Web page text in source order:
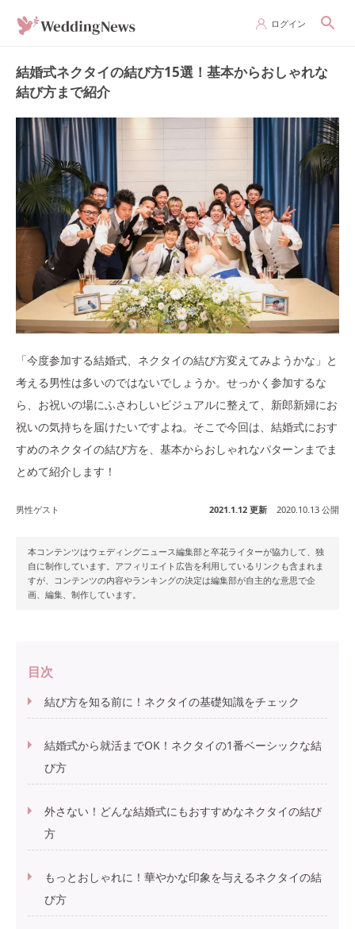
ログイン
結婚式ネクタイの結び方15選！基本からおしゃれな
結び方まで紹介
「今度参加する結婚式、ネクタイの結び方変えてみようかな」と
考える男性は多いのではないでしょうか。せっかく参加するな
ら、お祝いの場にふさわしいビジュアルに整えて、新郎新婦にお
祝いの気持ちを届けたいですよね。そこで今回は、結婚式におす
すめのネクタイの結び方を、基本からおしゃれなパターンまでま
とめて紹介します！
男性ゲスト 2021.1.12 更新 2020.10.13 公開
本コンテンツはウェディングニュース編集部と卒花ライターが協力して、独
自に制作しています。アフィリエイト広告を利用しているリンクも含まれま
すが、コンテンツの内容やランキングの決定は編集部が自主的な意思で企
画、編集、制作しています。
目次
結び方を知る前に！ネクタイの基礎知識をチェック
結婚式から就活までOK！ネクタイの1番ベーシックな結
び方
外さない！どんな結婚式にもおすすめなネクタイの結び
方
もっとおしゃれに！華やかな印象を与えるネクタイの結
び方